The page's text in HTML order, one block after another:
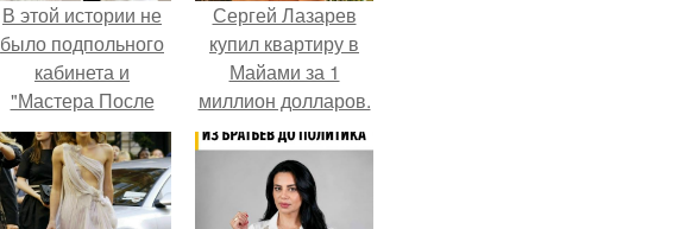
В этой истории не
было подпольного
кабинета и
"Мастера После
Двухнедельных
Курсов".
Сергей Лазарев
купил квартиру в
Майами за 1
миллион долларов.